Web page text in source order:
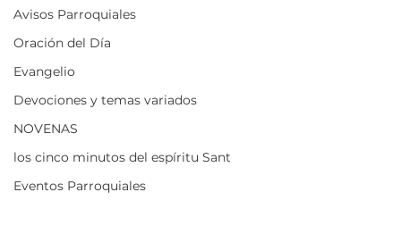
Avisos Parroquiales
Oración del Día
Evangelio
Devociones y temas variados
NOVENAS
los cinco minutos del espíritu Sant
Eventos Parroquiales